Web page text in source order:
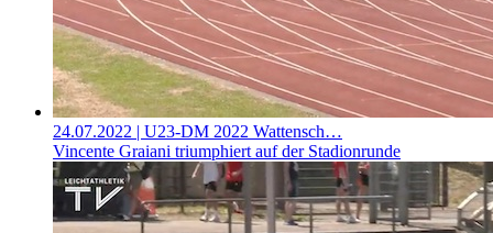
24.07.2022 | U23-DM 2022 Wattensch…
Vincente Graiani triumphiert auf der Stadionrunde